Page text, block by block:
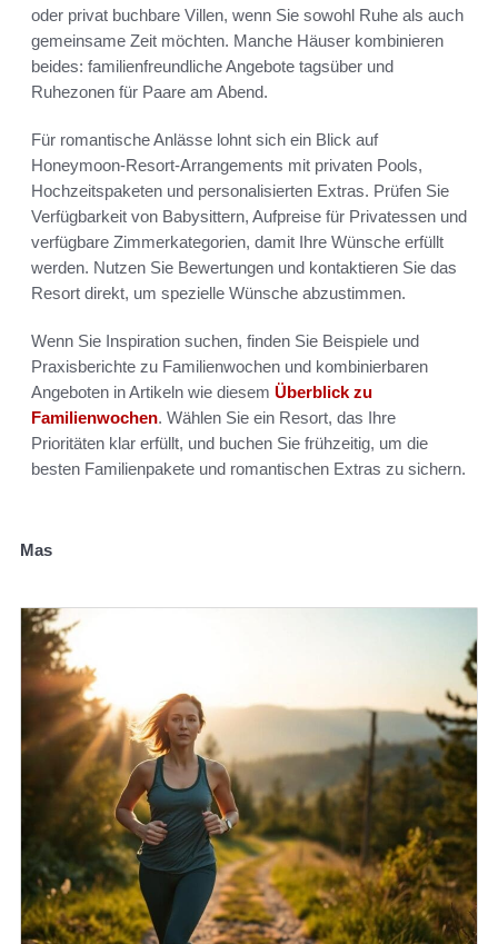
oder privat buchbare Villen, wenn Sie sowohl Ruhe als auch
gemeinsame Zeit möchten. Manche Häuser kombinieren
beides: familienfreundliche Angebote tagsüber und
Ruhezonen für Paare am Abend.
Für romantische Anlässe lohnt sich ein Blick auf
Honeymoon-Resort‑Arrangements mit privaten Pools,
Hochzeitspaketen und personalisierten Extras. Prüfen Sie
Verfügbarkeit von Babysittern, Aufpreise für Privatessen und
verfügbare Zimmerkategorien, damit Ihre Wünsche erfüllt
werden. Nutzen Sie Bewertungen und kontaktieren Sie das
Resort direkt, um spezielle Wünsche abzustimmen.
Wenn Sie Inspiration suchen, finden Sie Beispiele und
Praxisberichte zu Familienwochen und kombinierbaren
Angeboten in Artikeln wie diesem Überblick zu
Familienwochen. Wählen Sie ein Resort, das Ihre
Prioritäten klar erfüllt, und buchen Sie frühzeitig, um die
besten Familienpakete und romantischen Extras zu sichern.
Mas